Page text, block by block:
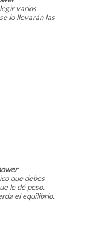
varios
lo llevarán las
que debes
le dé peso,
el equilibrio.